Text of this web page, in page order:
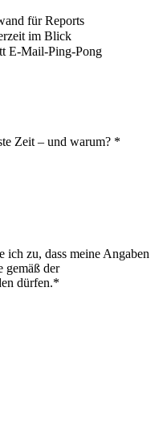
für Reports
im Blick
E‑Mail‑Ping‑Pong
Zeit – und warum? *
ich zu, dass meine Angaben
gemäß der
dürfen.*